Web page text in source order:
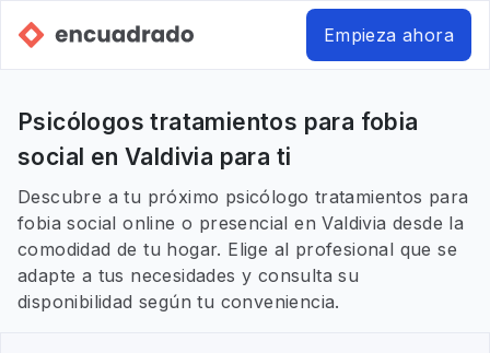
Empieza ahora
Psicólogos tratamientos para fobia
social en Valdivia para ti
Descubre a tu próximo psicólogo tratamientos para
fobia social online o presencial en Valdivia desde la
comodidad de tu hogar. Elige al profesional que se
adapte a tus necesidades y consulta su
disponibilidad según tu conveniencia.